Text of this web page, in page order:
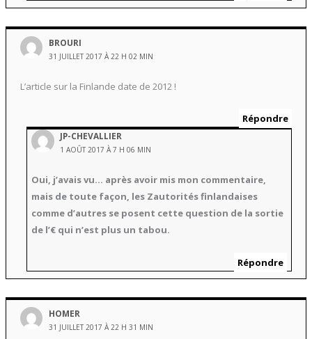
BROURI
31 JUILLET 2017 À 22 H 02 MIN
L’article sur la Finlande date de 2012 !
Répondre
JP-CHEVALLIER
1 AOÛT 2017 À 7 H 06 MIN
Oui, j’avais vu… après avoir mis mon commentaire,
mais de toute façon, les Zautorités finlandaises
comme d’autres se posent cette question de la sortie
de l’€ qui n’est plus un tabou.
Répondre
HOMER
31 JUILLET 2017 À 22 H 31 MIN